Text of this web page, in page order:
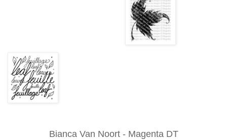
Bianca Van Noort - Magenta DT